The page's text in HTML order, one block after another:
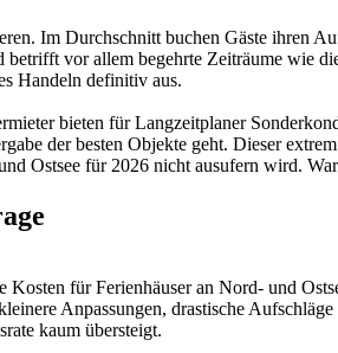
Im Durchschnitt buchen Gäste ihren
vor allem begehrte Zeiträume wie
Handeln definitiv aus.
bieten für Langzeitplaner
der besten Objekte geht. Dieser
Ostsee für 2026 nicht ausufern wird.
für Ferienhäuser an Nord- und
Anpassungen, drastische
kaum übersteigt.